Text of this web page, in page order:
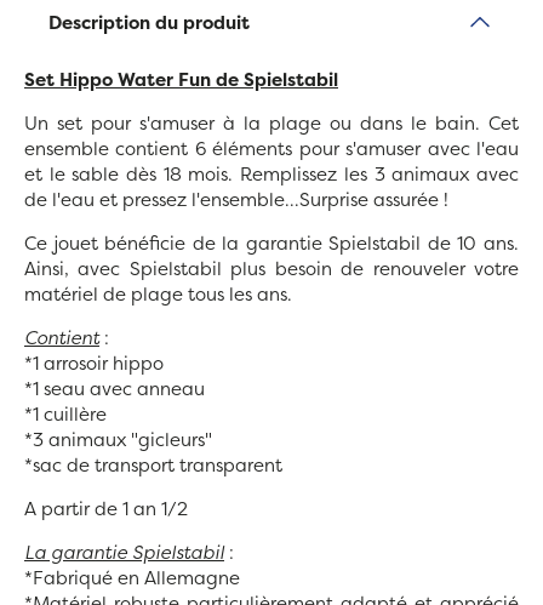
Description du produit
Set Hippo Water Fun de Spielstabil
Un set pour s'amuser à la plage ou dans le bain. Cet
ensemble contient 6 éléments pour s'amuser avec l'eau
et le sable dès 18 mois. Remplissez les 3 animaux avec
de l'eau et pressez l'ensemble...Surprise assurée !
Ce jouet bénéficie de la garantie Spielstabil de 10 ans.
Ainsi, avec Spielstabil plus besoin de renouveler votre
matériel de plage tous les ans.
Contient:
*1 arrosoir hippo
*1 seau avec anneau
*1 cuillère
*3 animaux "gicleurs"
*sac de transport transparent
A partir de 1 an 1/2
La garantie Spielstabil:
*Fabriqué en Allemagne